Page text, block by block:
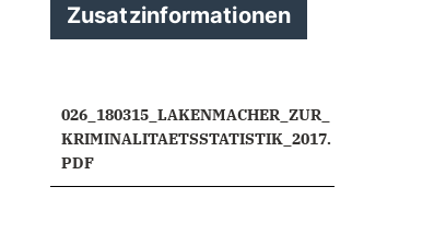
Zusatzinformationen
026_180315_LAKENMACHER_ZUR_
KRIMINALITAETSSTATISTIK_2017.
PDF